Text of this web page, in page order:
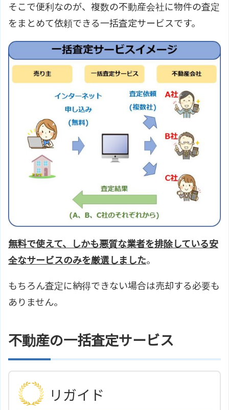
そこで便利なのが、複数の不動産会社に物件の査定
をまとめて依頼できる一括査定サービスです。
無料で使えて、しかも悪質な業者を排除している安
全なサービスのみを厳選しました。
もちろん査定に納得できない場合は売却する必要も
ありません。
不動産の一括査定サービス
リガイド